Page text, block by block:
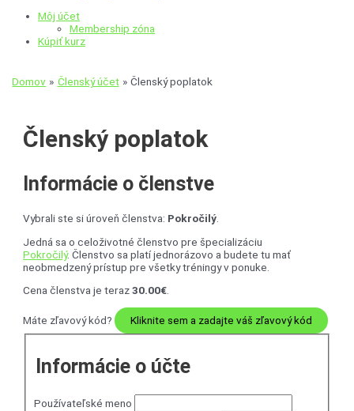
Môj účet
Membership zóna
Kúpiť kurz
Domov Členský účet Členský poplatok
Členský poplatok
Informácie o členstve
Vybrali ste si úroveň členstva: Pokročilý
Jedná sa o celoživotné členstvo pre špecializáciu
Pokročilý. Členstvo sa platí jednorázovo a budete tu mať
neobmedzený prístup pre všetky tréningy v ponuke.
Cena členstva je teraz30.00€.
Máte zľavový kód? Kliknite sem a zadajte váš zľavový kód
Informácie o účte
Používateľské meno